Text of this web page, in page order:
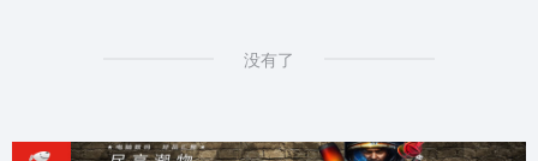
没有了